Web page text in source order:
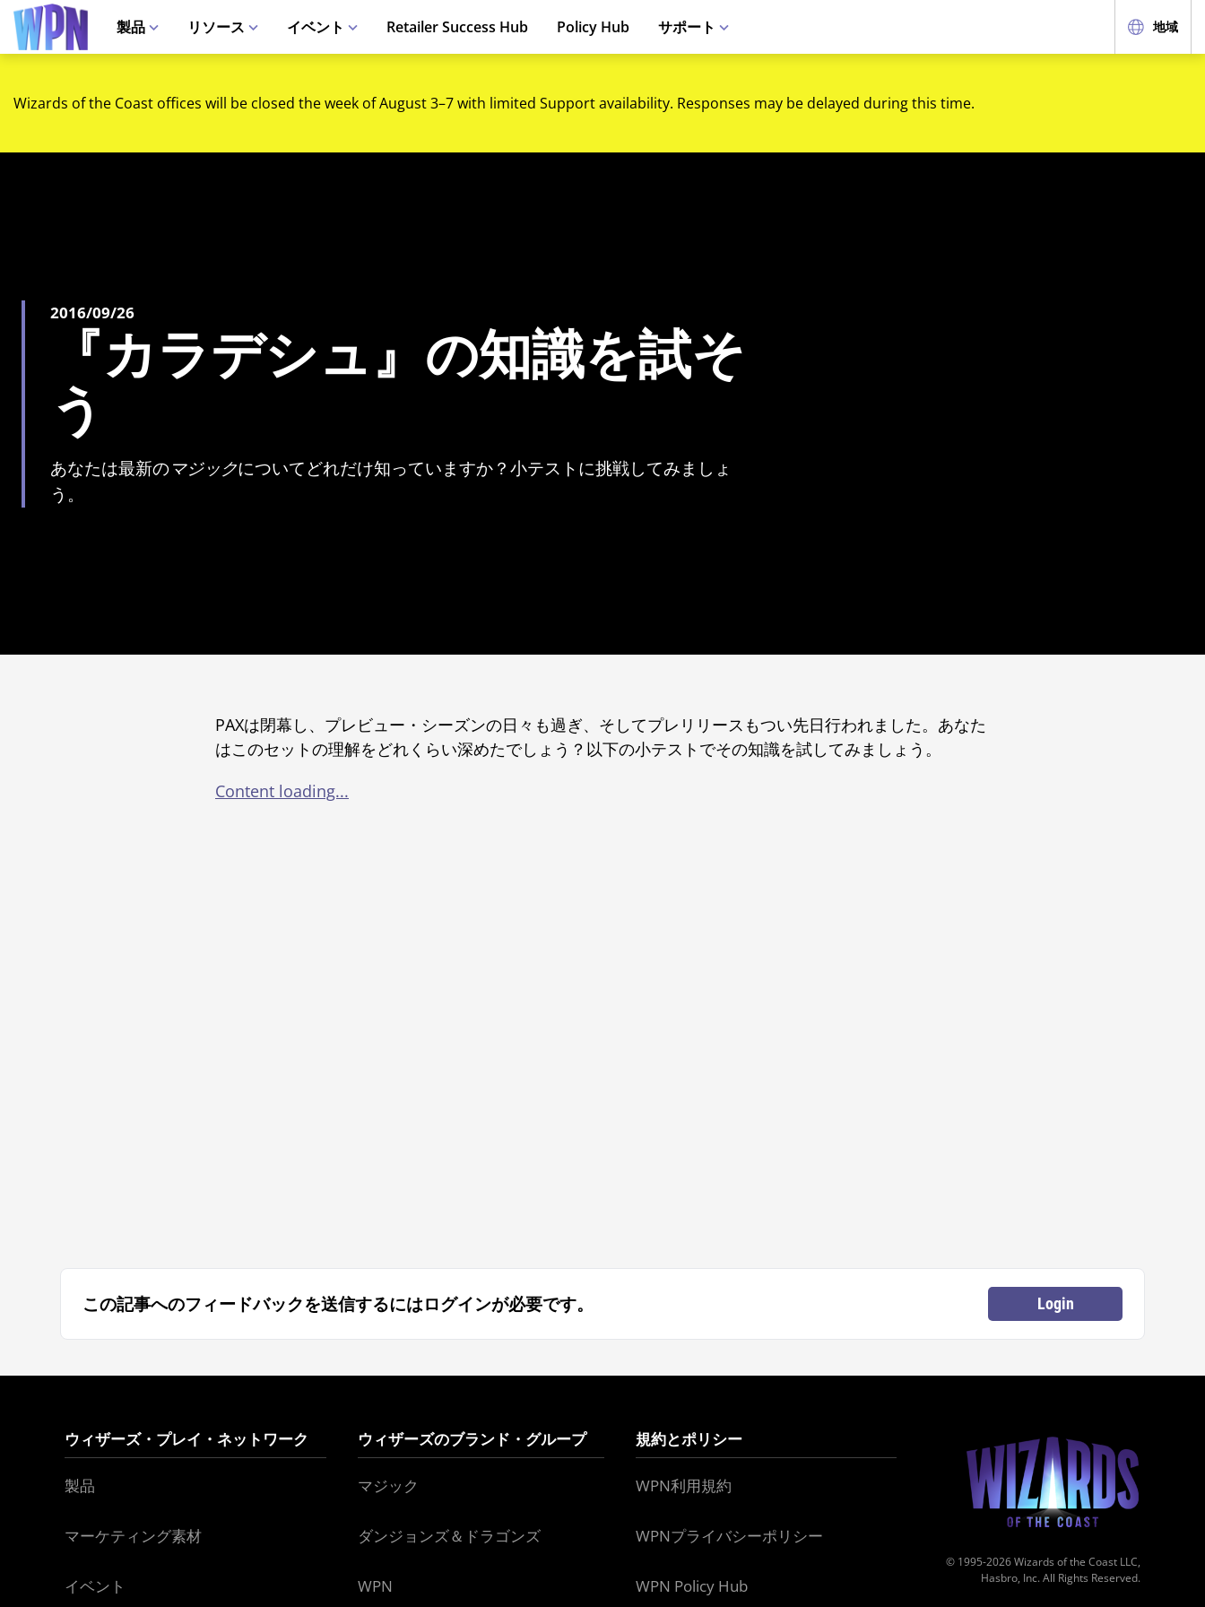
製品 リソース イベント Retailer Success Hub Policy Hub サポート 地域
Wizards of the Coast offices will be closed the week of August 3–7 with limited Support availability. Responses may be delayed during this time.
2016/09/26
『カラデシュ』の知識を試そ
う
あなたは最新のマジックについてどれだけ知っていますか？小テストに挑戦してみましょ
う。
PAXは閉幕し、プレビュー・シーズンの日々も過ぎ、そしてプレリリースもつい先日行われました。あなた
はこのセットの理解をどれくらい深めたでしょう？以下の小テストでその知識を試してみましょう。
Content loading...
この記事へのフィードバックを送信するにはログインが必要です。 Login
ウィザーズ・プレイ・ネットワーク
製品
マーケティング素材
イベント
ウィザーズのブランド・グループ
マジック
ダンジョンズ＆ドラゴンズ
WPN
規約とポリシー
WPN利用規約
WPNプライバシーポリシー
WPN Policy Hub
© 1995-2026 Wizards of the Coast LLC,
Hasbro, Inc. All Rights Reserved.